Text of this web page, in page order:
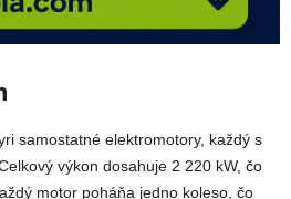
samostatné elektromotory, každý s
výkon dosahuje 2 220 kW, čo
motor poháňa jedno koleso, čo